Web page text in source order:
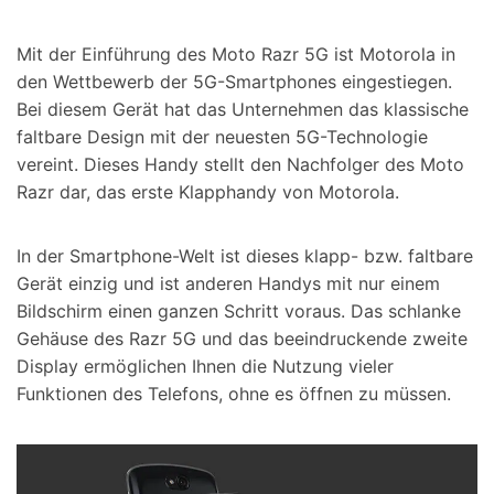
Mit der Einführung des Moto Razr 5G ist Motorola in
den Wettbewerb der 5G-Smartphones eingestiegen.
Bei diesem Gerät hat das Unternehmen das klassische
faltbare Design mit der neuesten 5G-Technologie
vereint. Dieses Handy stellt den Nachfolger des Moto
Razr dar, das erste Klapphandy von Motorola.
In der Smartphone-Welt ist dieses klapp- bzw. faltbare
Gerät einzig und ist anderen Handys mit nur einem
Bildschirm einen ganzen Schritt voraus. Das schlanke
Gehäuse des Razr 5G und das beeindruckende zweite
Display ermöglichen Ihnen die Nutzung vieler
Funktionen des Telefons, ohne es öffnen zu müssen.